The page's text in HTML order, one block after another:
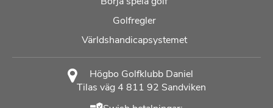
Golfregler
Världshandicapsystemet
Högbo Golfklubb Daniel
Tilas väg 4 811 92 Sandviken